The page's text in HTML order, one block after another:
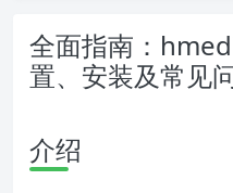
全面指南：
置、安装及常见
介绍